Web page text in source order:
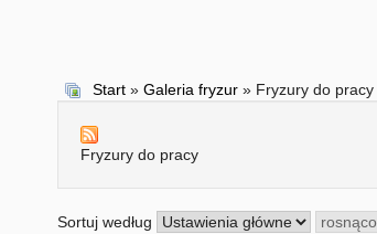
Start » Galeria fryzur » Fryzury do pracy
Fryzury do pracy
Sortuj według